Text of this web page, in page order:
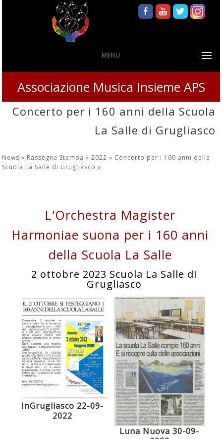
MENU
Associazione Musica Insieme APS
Concerto per i 160 anni della Scuola
La Salle di Grugliasco
News » Rassegna Stampa »2022 » Concerto per i 160 anni della
Scuola La Salle di Grugliasco»
L'Orchestra Magister
Harmoniae suona per i 160 anni
della Scuola La Salle
2 ottobre 2023 Scuola La Salle di
Grugliasco
InGrugliasco 22-09-
2022
Luna Nuova 30-09-